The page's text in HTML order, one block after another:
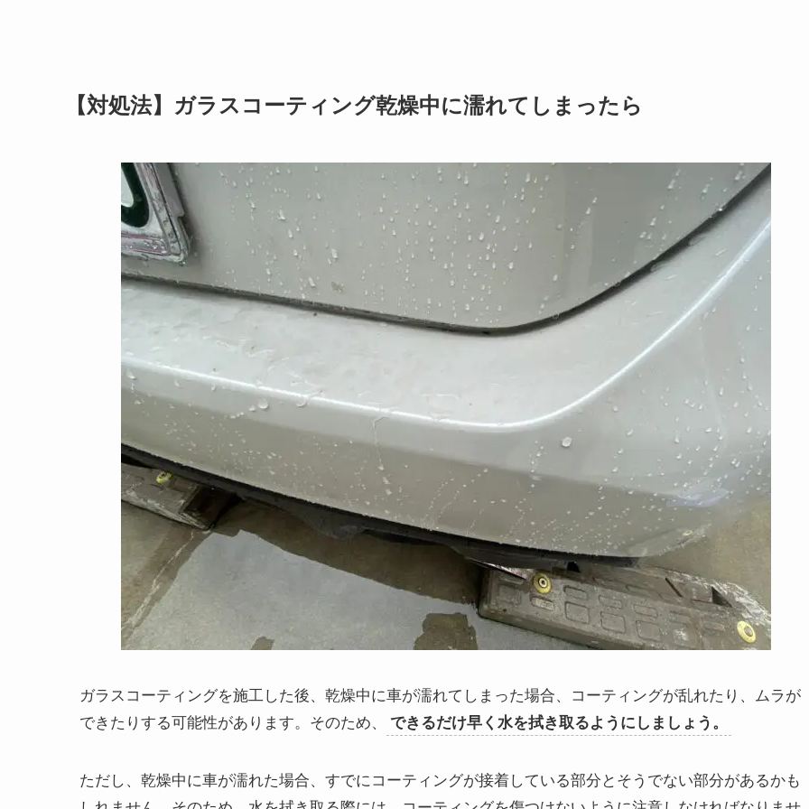
【対処法】ガラスコーティング乾燥中に濡れてしまったら
ガラスコーティングを施工した後、乾燥中に車が濡れてしまった場合、コーティングが乱れたり、ムラが
できたりする可能性があります。そのため、
できるだけ早く水を拭き取るようにしましょう。
ただし、乾燥中に車が濡れた場合、すでにコーティングが接着している部分とそうでない部分があるかも